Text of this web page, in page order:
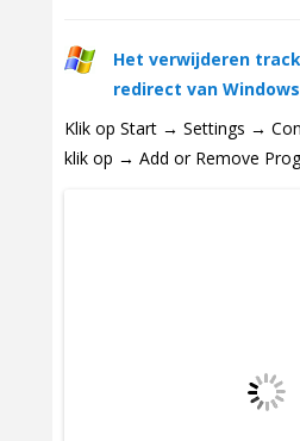
Het verwijderen
redirect van Windows
Klik op Start → Settings →
klik op → Add or Remove